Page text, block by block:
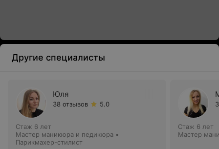
Другие специалисты
Юля
38 отзывов 5.0
Стаж 6 лет
Мастер маникюра и педикюра •
Парикмахер-стилист
Стаж 6 лет
Мастер